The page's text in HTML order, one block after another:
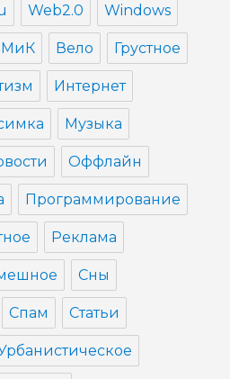
Web2.0 Windows
Вело Грустное
Интернет
Музыка
Оффлайн
Программирование
Реклама
Сны
Спам Статьи